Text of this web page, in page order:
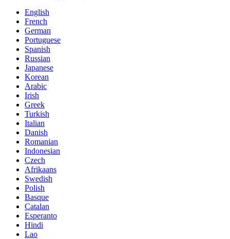
English
French
German
Portuguese
Spanish
Russian
Japanese
Korean
Arabic
Irish
Greek
Turkish
Italian
Danish
Romanian
Indonesian
Czech
Afrikaans
Swedish
Polish
Basque
Catalan
Esperanto
Hindi
Lao